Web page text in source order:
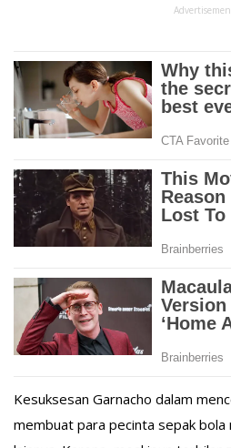
Kesuksesan Garnacho dalam
membuat para pecinta sepak